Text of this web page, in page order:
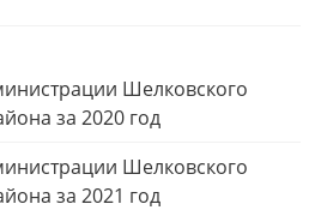
Шелковского
за 2020 год
Шелковского
за 2021 год